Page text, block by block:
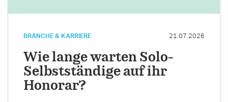
BRANCHE & KARRIERE 21.07.2026
Wie lange warten Solo-
Selbstständige auf ihr
Honorar?